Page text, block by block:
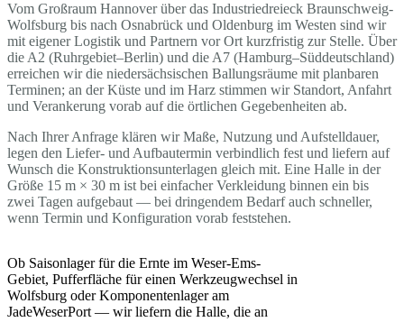
Vom Großraum Hannover über das Industriedreieck Braunschweig-
Wolfsburg bis nach Osnabrück und Oldenburg im Westen sind wir
mit eigener Logistik und Partnern vor Ort kurzfristig zur Stelle. Über
die A2 (Ruhrgebiet–Berlin) und die A7 (Hamburg–Süddeutschland)
erreichen wir die niedersächsischen Ballungsräume mit planbaren
Terminen; an der Küste und im Harz stimmen wir Standort, Anfahrt
und Verankerung vorab auf die örtlichen Gegebenheiten ab.
Nach Ihrer Anfrage klären wir Maße, Nutzung und Aufstelldauer,
legen den Liefer- und Aufbautermin verbindlich fest und liefern auf
Wunsch die Konstruktionsunterlagen gleich mit. Eine Halle in der
Größe 15 m × 30 m ist bei einfacher Verkleidung binnen ein bis
zwei Tagen aufgebaut — bei dringendem Bedarf auch schneller,
wenn Termin und Konfiguration vorab feststehen.
Ob Saisonlager für die Ernte im Weser-Ems-
Gebiet, Pufferfläche für einen Werkzeugwechsel in
Wolfsburg oder Komponentenlager am
JadeWeserPort — wir liefern die Halle, die an